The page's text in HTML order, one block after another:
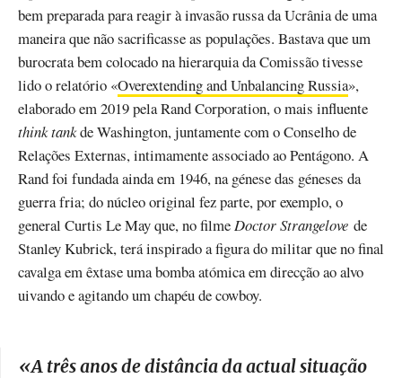
bem preparada para reagir à invasão russa da Ucrânia de uma
maneira que não sacrificasse as populações. Bastava que um
burocrata bem colocado na hierarquia da Comissão tivesse
lido o relatório «Overextending and Unbalancing Russia»,
elaborado em 2019 pela Rand Corporation, o mais influente
think tankde Washington, juntamente com o Conselho de
Relações Externas, intimamente associado ao Pentágono. A
Rand foi fundada ainda em 1946, na génese das géneses da
guerra fria; do núcleo original fez parte, por exemplo, o
general Curtis Le May que, no filmeDoctor Strangelove de
Stanley Kubrick, terá inspirado a figura do militar que no final
cavalga em êxtase uma bomba atómica em direcção ao alvo
uivando e agitando um chapéu de cowboy.
«A três anos de distância da actual situação